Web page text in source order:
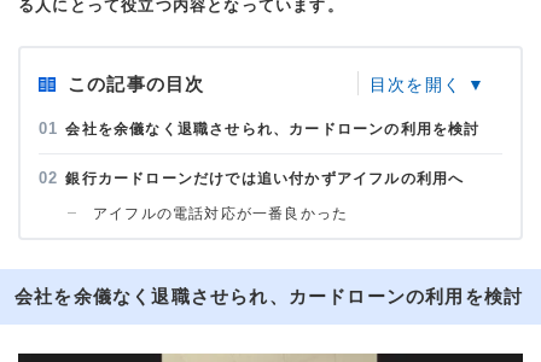
る人にとって役立つ内容となっています。
この記事の目次
会社を余儀なく退職させられ、カードローンの利用を検討
銀行カードローンだけでは追い付かずアイフルの利用へ
アイフルの電話対応が一番良かった
会社を余儀なく退職させられ、カードローンの利用を検討